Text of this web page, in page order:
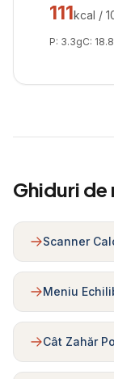
111kcal /
P: 3.3gC: 18.8
Ghiduri
Scanner
Meniu
Cât Zahăr